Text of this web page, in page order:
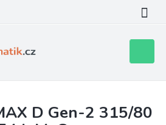
košík
D Gen-2 315/80